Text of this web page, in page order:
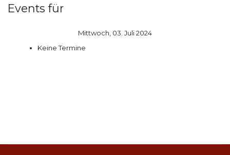
Events für
Mittwoch, 03. Juli 2024
Keine Termine